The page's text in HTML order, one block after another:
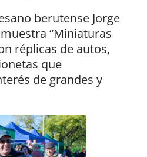
berutense Jorge
“Miniaturas
réplicas de autos,
que
de grandes y